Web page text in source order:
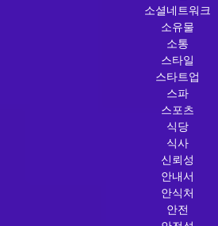
소셜네트워크
소유물
소통
스타일
스타트업
스파
스포츠
식당
식사
신뢰성
안내서
안식처
안전